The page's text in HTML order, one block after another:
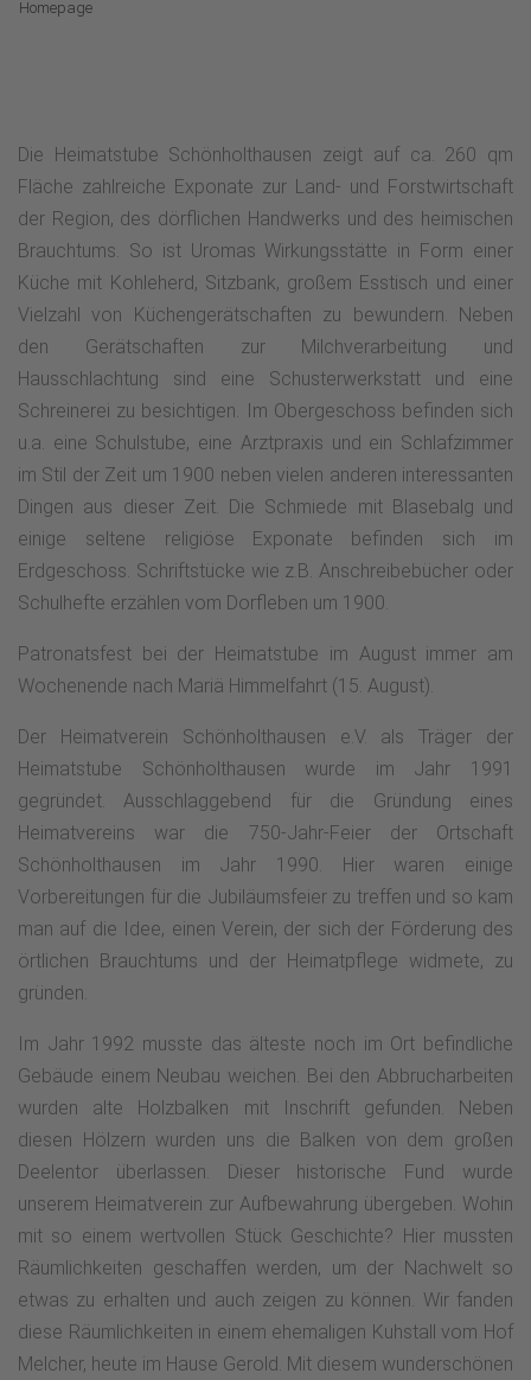
Homepage
Die Heimatstube Schönholthausen zeigt auf ca. 260 qm
Fläche zahlreiche Exponate zur Land- und Forstwirtschaft
der Region, des dörflichen Handwerks und des heimischen
Brauchtums. So ist Uromas Wirkungsstätte in Form einer
Küche mit Kohleherd, Sitzbank, großem Esstisch und einer
Vielzahl von Küchengerätschaften zu bewundern. Neben
den Gerätschaften zur Milchverarbeitung und
Hausschlachtung sind eine Schusterwerkstatt und eine
Schreinerei zu besichtigen. Im Obergeschoss befinden sich
u.a. eine Schulstube, eine Arztpraxis und ein Schlafzimmer
im Stil der Zeit um 1900 neben vielen anderen interessanten
Dingen aus dieser Zeit. Die Schmiede mit Blasebalg und
einige seltene religiöse Exponate befinden sich im
Erdgeschoss. Schriftstücke wie z.B. Anschreibebücher oder
Schulhefte erzählen vom Dorfleben um 1900.
Patronatsfest bei der Heimatstube im August immer am
Wochenende nach Mariä Himmelfahrt (15. August).
Der Heimatverein Schönholthausen e.V. als Träger der
Heimatstube Schönholthausen wurde im Jahr 1991
gegründet. Ausschlaggebend für die Gründung eines
Heimatvereins war die 750-Jahr-Feier der Ortschaft
Schönholthausen im Jahr 1990. Hier waren einige
Vorbereitungen für die Jubiläumsfeier zu treffen und so kam
man auf die Idee, einen Verein, der sich der Förderung des
örtlichen Brauchtums und der Heimatpflege widmete, zu
gründen.
Im Jahr 1992 musste das älteste noch im Ort befindliche
Gebäude einem Neubau weichen. Bei den Abbrucharbeiten
wurden alte Holzbalken mit Inschrift gefunden. Neben
diesen Hölzern wurden uns die Balken von dem großen
Deelentor überlassen. Dieser historische Fund wurde
unserem Heimatverein zur Aufbewahrung übergeben. Wohin
mit so einem wertvollen Stück Geschichte? Hier mussten
Räumlichkeiten geschaffen werden, um der Nachwelt so
etwas zu erhalten und auch zeigen zu können. Wir fanden
diese Räumlichkeiten in einem ehemaligen Kuhstall vom Hof
Melcher, heute im Hause Gerold. Mit diesem wunderschönen